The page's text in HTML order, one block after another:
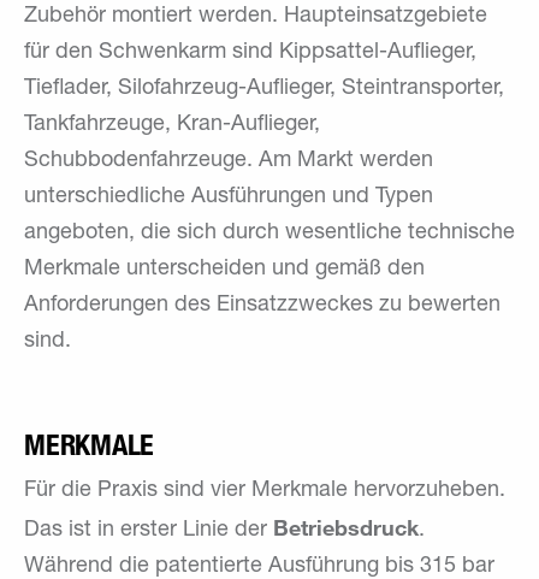
Zubehör montiert werden. Haupteinsatzgebiete
für den Schwenkarm sind Kippsattel-Auflieger,
Tieflader, Silofahrzeug-Auflieger, Steintransporter,
Tankfahrzeuge, Kran-Auflieger,
Schubbodenfahrzeuge. Am Markt werden
unterschiedliche Ausführungen und Typen
angeboten, die sich durch wesentliche technische
Merkmale unterscheiden und gemäß den
Anforderungen des Einsatzzweckes zu bewerten
sind.
MERKMALE
Für die Praxis sind vier Merkmale hervorzuheben.
Das ist in erster Linie der Betriebsdruck.
Während die patentierte Ausführung bis 315 bar